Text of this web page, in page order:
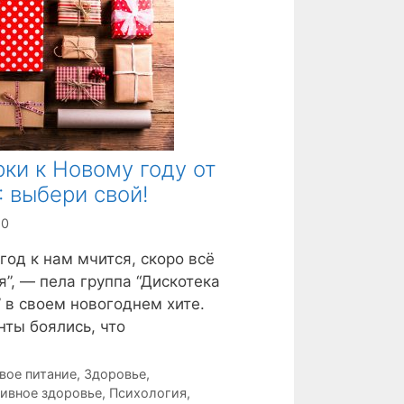
к Новому году от
свой!
к нам мчится, скоро всё
— пела группа “Дискотека
в своем новогоднем хите.
боялись, что
питание, Здоровье,
здоровье, Психология,